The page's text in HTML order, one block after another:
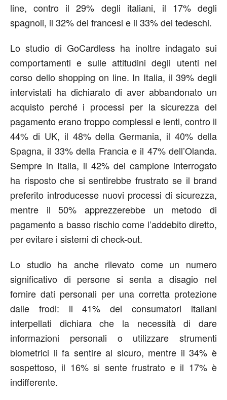
line, contro il 29% degli italiani, il 17% degli
spagnoli, il 32% dei francesi e il 33% dei tedeschi.
Lo studio di GoCardless ha inoltre indagato sui
comportamenti e sulle attitudini degli utenti nel
corso dello shopping on line. In Italia, il 39% degli
intervistati ha dichiarato di aver abbandonato un
acquisto perché i processi per la sicurezza del
pagamento erano troppo complessi e lenti, contro il
44% di UK, il 48% della Germania, il 40% della
Spagna, il 33% della Francia e il 47% dell’Olanda.
Sempre in Italia, il 42% del campione interrogato
ha risposto che si sentirebbe frustrato se il brand
preferito introducesse nuovi processi di sicurezza,
mentre il 50% apprezzerebbe un metodo di
pagamento a basso rischio come l’addebito diretto,
per evitare i sistemi di check-out.
Lo studio ha anche rilevato come un numero
significativo di persone si senta a disagio nel
fornire dati personali per una corretta protezione
dalle frodi: il 41% dei consumatori italiani
interpellati dichiara che la necessità di dare
informazioni personali o utilizzare strumenti
biometrici li fa sentire al sicuro, mentre il 34% è
sospettoso, il 16% si sente frustrato e il 17% è
indifferente.